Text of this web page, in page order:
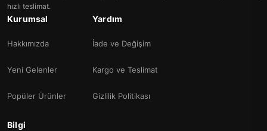
hızlı teslimat.
Kurumsal
Hakkımızda
Yeni Gelenler
Popüler Ürünler
Yardım
İade ve Değişim
Kargo ve Teslimat
Gizlilik Politikası
Bilgi